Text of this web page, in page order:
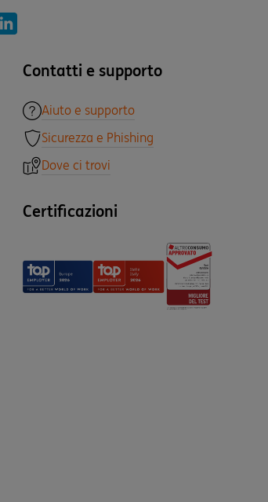
[it-IT] Tutti i prodotti
Tutti i prodotti
Contatti e supporto
Aiuto e supporto
Sicurezza e Phishing
Dove ci trovi
Certificazioni